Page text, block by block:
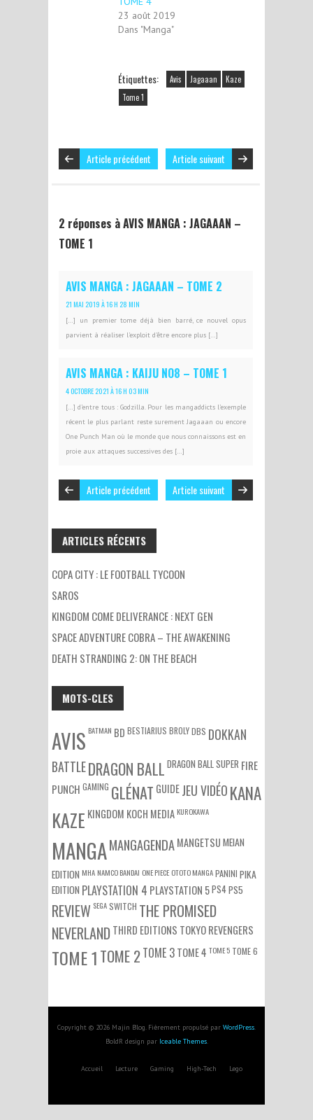
23 août 2019
Dans "Manga"
Étiquettes: Avis Jagaaan
Kaze
Tome 1
Article précédent Article suivant
2 réponses à AVIS MANGA : JAGAAAN –
TOME 1
AVIS MANGA : JAGAAAN – TOME 2
21 MAI 2019 À 16 H 28 MIN
[…] un premier tome déjà bien barré, ce nouvel opus
parvient à réaliser l’exploit d’être encore plus […]
AVIS MANGA : KAIJU NO8 – TOME 1
4 OCTOBRE 2021 À 16 H 03 MIN
[…] d’entre tous : Godzilla. Pour les mangaddicts l’exemple
récent le plus parlant reste surement Jagaaan ou encore
One Punch Man où le monde que nous connaissons est en
proie aux attaques successives des […]
Article précédent Article suivant
ARTICLES RÉCENTS
COPA CITY : LE FOOTBALL TYCOON
SAROS
KINGDOM COME DELIVERANCE : NEXT GEN
SPACE ADVENTURE COBRA – THE AWAKENING
DEATH STRANDING 2: ON THE BEACH
MOTS-CLES
AVIS BATMAN BD BESTIARIUS BROLYDBS DOKKAN
BATTLEDRAGON BALL DRAGON BALL SUPER FIRE
PUNCH GAMING GLÉNAT GUIDEJEU VIDÉOKANA
KAZE KINGDOM KOCH MEDIA KUROKAWA
MANGAMANGAGENDAMANGETSUMEIAN
EDITION MHA NAMCO BANDAI ONE PIECE OTOTO MANGAPANINI PIKA
EDITION PLAYSTATION 4 PLAYSTATION 5PS4PS5
REVIEW SEGASWITCH THE PROMISED
NEVERLAND THIRD EDITIONS TOKYO REVENGERS
TOME 1TOME 2TOME 3TOME 4 TOME 5 TOME 6
Copyright © 2026 Majin Blog. Fièrement propulsé par WordPress.
BoldR design par Iceable Themes.
Accueil Lecture Gaming High-Tech Lego